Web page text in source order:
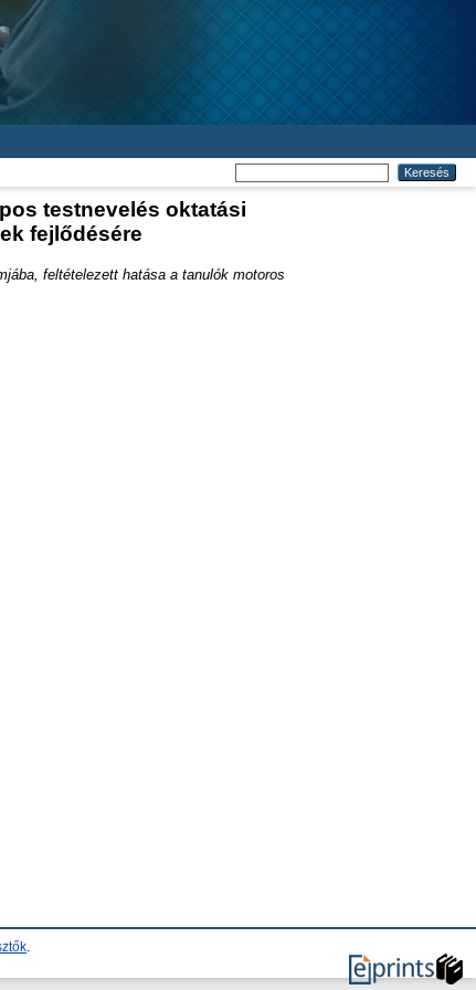
testnevelés oktatási
fejlődésére
feltételezett hatása a tanulók motoros